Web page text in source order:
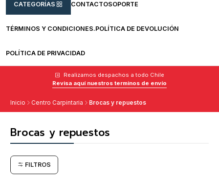
CATEGORÍAS CONTACTOSOPORTE
TÉRMINOS Y CONDICIONES.POLÍTICA DE DEVOLUCIÓN
POLÍTICA DE PRIVACIDAD
Realizamos despachos a todo Chile
Revisa aquí nuestros terminos de envío
Inicio Centro Carpintaria Brocas y repuestos
Brocas y repuestos
FILTROS